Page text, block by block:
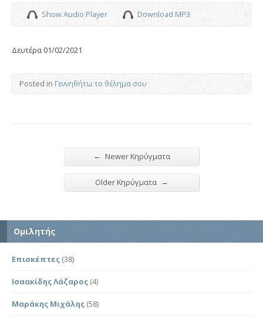
Show Audio Player Download MP3
Δευτέρα 01/02/2021
Posted in Γεννηθήτω το θέλημα σου
← Newer Κηρύγματα
Older Κηρύγματα →
Ομιλητής
Επισκέπτες (38)
Ισαακίδης Λάζαρος (4)
Μαράκης Μιχάλης (58)